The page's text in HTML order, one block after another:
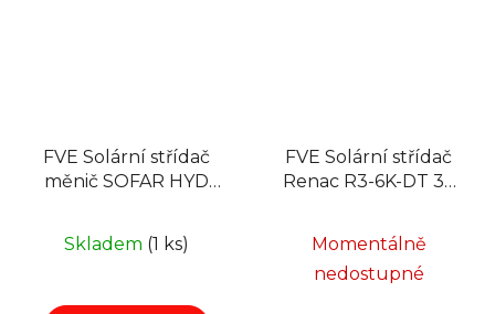
FVE Solární střídač
měnič SOFAR HYD
Skladem (1 ks)
FVE Solární střídač
Renac R3-6K-DT 3F
Momentálně
nedostupné